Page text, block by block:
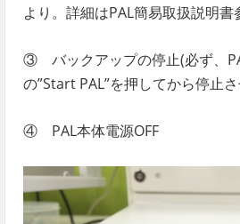
より。詳細はPAL簡易取扱説明書
③ バックアップの停止(必ず、
の”Start PAL”を押してから停止さ
④ PAL本体電源OFF